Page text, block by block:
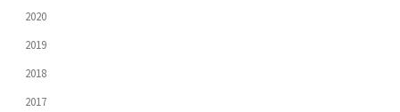
2020
2019
2018
2017